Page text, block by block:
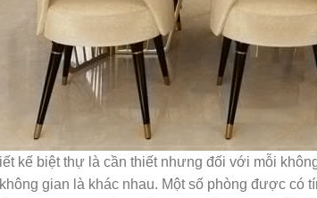
kế biệt thự là cần thiết nhưng đối với mỗi
gian là khác nhau. Một số phòng được có